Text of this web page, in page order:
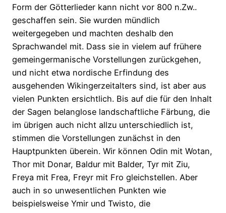
Form der Götterlieder kann nicht vor 800 n.Zw..
geschaffen sein. Sie wurden mündlich
weitergegeben und machten deshalb den
Sprachwandel mit. Dass sie in vielem auf frühere
gemeingermanische Vorstellungen zurückgehen,
und nicht etwa nordische Erfindung des
ausgehenden Wikingerzeitalters sind, ist aber aus
vielen Punkten ersichtlich. Bis auf die für den Inhalt
der Sagen belanglose landschaftliche Färbung, die
im übrigen auch nicht allzu unterschiedlich ist,
stimmen die Vorstellungen zunächst in den
Hauptpunkten überein. Wir können Odin mit Wotan,
Thor mit Donar, Baldur mit Balder, Tyr mit Ziu,
Freya mit Frea, Freyr mit Fro gleichstellen. Aber
auch in so unwesentlichen Punkten wie
beispielsweise Ymir und Twisto, die